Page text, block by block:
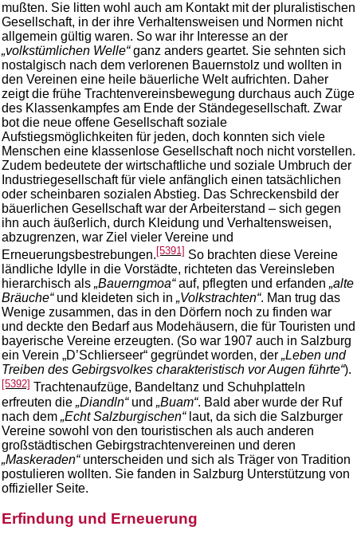
mußten. Sie litten wohl auch am Kontakt mit der pluralistischen
Gesellschaft, in der ihre Verhaltensweisen und Normen nicht
allgemein gültig waren. So war ihr Interesse an der
„volkstümlichen Welle“ganz anders geartet. Sie sehnten sich
nostalgisch nach dem verlorenen Bauernstolz und wollten in
den Vereinen eine heile bäuerliche Welt aufrichten. Daher
zeigt die frühe Trachtenvereinsbewegung durchaus auch Züge
des Klassenkampfes am Ende der Ständegesellschaft. Zwar
bot die neue offene Gesellschaft soziale
Aufstiegsmöglichkeiten für jeden, doch konnten sich viele
Menschen eine klassenlose Gesellschaft noch nicht vorstellen.
Zudem bedeutete der wirtschaftliche und soziale Umbruch der
Industriegesellschaft für viele anfänglich einen tatsächlichen
oder scheinbaren sozialen Abstieg. Das Schreckensbild der
bäuerlichen Gesellschaft war der Arbeiterstand – sich gegen
ihn auch äußerlich, durch Kleidung und Verhaltensweisen,
abzugrenzen, war Ziel vieler Vereine und
Erneuerungsbestrebungen. [5391] So brachten diese Vereine
ländliche Idylle in die Vorstädte, richteten das Vereinsleben
hierarchisch als „Bauerngmoa“auf, pflegten und erfanden „alte
Bräuche“und kleideten sich in „Volkstrachten“. Man trug das
Wenige zusammen, das in den Dörfern noch zu finden war
und deckte den Bedarf aus Modehäusern, die für Touristen und
bayerische Vereine erzeugten. (So war 1907 auch in Salzburg
ein Verein „D’Schlierseer“ gegründet worden, der „Leben und
Treiben des Gebirgsvolkes charakteristisch vor Augen führte“).
[5392] Trachtenaufzüge, Bandeltanz und Schuhplatteln
erfreuten die „Diandln“und „Buam“. Bald aber wurde der Ruf
nach dem „Echt Salzburgischen“laut, da sich die Salzburger
Vereine sowohl von den touristischen als auch anderen
großstädtischen Gebirgstrachtenvereinen und deren
„Maskeraden“unterscheiden und sich als Träger von Tradition
postulieren wollten. Sie fanden in Salzburg Unterstützung von
offizieller Seite.
Erfindung und Erneuerung